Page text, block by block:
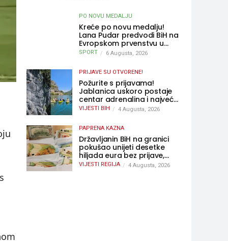
PO NOVU MEDALJU
Kreće po novu medalju!
Lana Pudar predvodi BiH na
Evropskom prvenstvu u
Parizu
SPORT 6 Augusta, 2026
PRIJAVE SU OTVORENE!
Požurite s prijavama!
Jablanica uskoro postaje
centar adrenalina i najveće
outdoor avanture ovog
VIJESTI BIH 4 Augusta, 2026
PAPRENA KAZNA
Državljanin BiH na granici
pokušao unijeti desetke
hiljada eura bez prijave,
uslijedila “paprena” kazna
VIJESTI REGIJA 4 Augusta, 2026